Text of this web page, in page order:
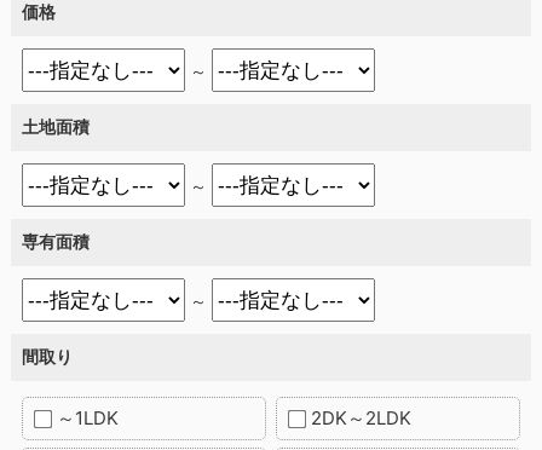
価格
～
土地面積
～
専有面積
～
間取り
～1LDK 2DK～2LDK